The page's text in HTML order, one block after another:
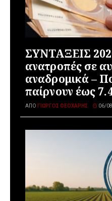
ΣΥΝΤΑΞΕΙΣ
ανατροπές σε
αναδρομικά –
παίρνουν έως
ΑΠΌ ΓΙΏΡΓΟΣ ΘΕΟΧΆΡΗΣ 06/